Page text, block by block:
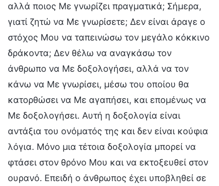
αλλά ποιος Με γνωρίζει πραγματικά; Σήμερα,
γιατί ζητώ να Με γνωρίσετε; Δεν είναι άραγε ο
στόχος Μου να ταπεινώσω τον μεγάλο κόκκινο
δράκοντα; Δεν θέλω να αναγκάσω τον
άνθρωπο να Με δοξολογήσει, αλλά να τον
κάνω να Με γνωρίσει, μέσω του οποίου θα
κατορθώσει να Με αγαπήσει, και επομένως να
Με δοξολογήσει. Αυτή η δοξολογία είναι
αντάξια του ονόματός της και δεν είναι κούφια
λόγια. Μόνο μια τέτοια δοξολογία μπορεί να
φτάσει στον θρόνο Μου και να εκτοξευθεί στον
ουρανό. Επειδή ο άνθρωπος έχει υποβληθεί σε